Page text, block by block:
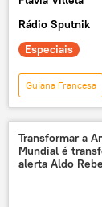
Rádio Sputnik
Especiais
Guiana Francesa
Mundo
Burkina Faso
Oriente Médio e
Transformar a
Mundial é
alerta Aldo